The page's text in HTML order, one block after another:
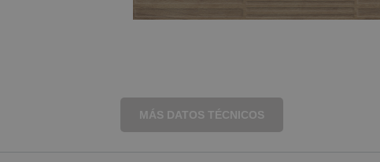
MÁS DATOS TÉCNICOS